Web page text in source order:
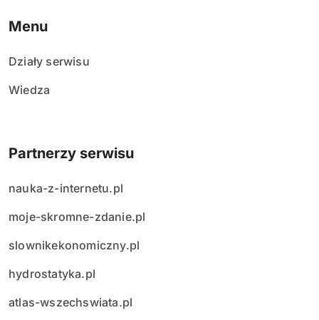
Menu
Działy serwisu
Wiedza
Partnerzy serwisu
nauka-z-internetu.pl
moje-skromne-zdanie.pl
slownikekonomiczny.pl
hydrostatyka.pl
atlas-wszechswiata.pl